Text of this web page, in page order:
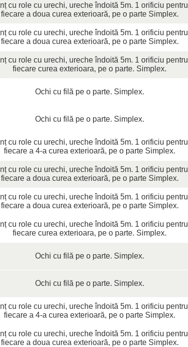
cu role cu urechi, ureche îndoită 5m. 1 orificiu pentru
fiecare a doua curea exterioară, pe o parte Simplex.
cu role cu urechi, ureche îndoită 5m. 1 orificiu pentru
fiecare a doua curea exterioară, pe o parte Simplex.
cu role cu urechi, ureche îndoită 5m. 1 orificiu pentru
fiecare curea exterioara, pe o parte. Simplex.
Ochi cu filă pe o parte. Simplex.
Ochi cu filă pe o parte. Simplex.
cu role cu urechi, ureche îndoită 5m. 1 orificiu pentru
fiecare a 4-a curea exterioară, pe o parte Simplex.
cu role cu urechi, ureche îndoită 5m. 1 orificiu pentru
fiecare a doua curea exterioară, pe o parte Simplex.
cu role cu urechi, ureche îndoită 5m. 1 orificiu pentru
fiecare a doua curea exterioară, pe o parte Simplex.
cu role cu urechi, ureche îndoită 5m. 1 orificiu pentru
fiecare curea exterioara, pe o parte. Simplex.
Ochi cu filă pe o parte. Simplex.
Ochi cu filă pe o parte. Simplex.
cu role cu urechi, ureche îndoită 5m. 1 orificiu pentru
fiecare a 4-a curea exterioară, pe o parte Simplex.
cu role cu urechi, ureche îndoită 5m. 1 orificiu pentru
fiecare a doua curea exterioară, pe o parte Simplex.